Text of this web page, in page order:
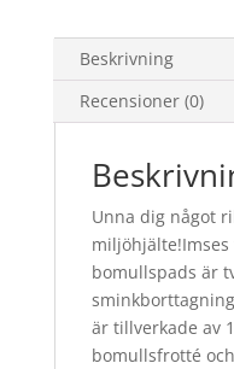
Beskrivning
Recensioner (0)
Unna dig något
bomullspads är
är tillverkade av
bomullsfrotté